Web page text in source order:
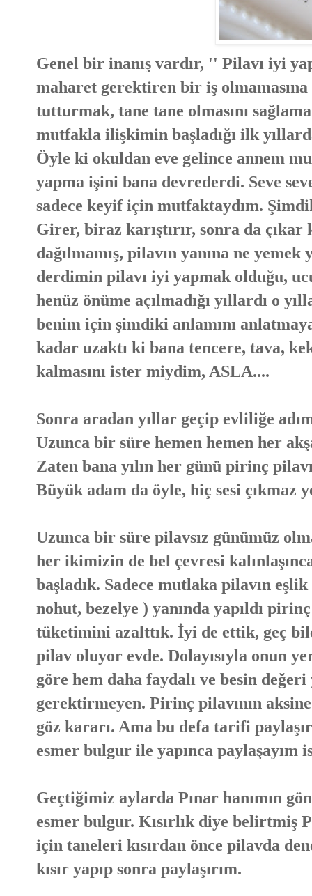
Genel bir inanış vardır, '' Pilavı iyi
maharet gerektiren bir iş
tutturmak, tane tane olmasını
mutfakla ilişkimin başladığı ilk
Öyle ki okuldan eve gelince annem
yapma işini bana devrederdi. Seve
sadece keyif için mutfaktaydım.
Girer, biraz karıştırır, sonra da
dağılmamış, pilavın yanına ne
derdimin pilavı iyi yapmak olduğu,
henüz önüme açılmadığı yıllardı o
benim için şimdiki anlamını
kadar uzaktı ki bana tencere, tava,
kalmasını ister miydim, ASLA....
Sonra aradan yıllar geçip evliliğe
Uzunca bir süre hemen hemen her
Zaten bana yılın her günü pirinç
Büyük adam da öyle, hiç sesi çıkmaz
Uzunca bir süre pilavsız günümüz
her ikimizin de bel çevresi
başladık. Sadece mutlaka pilavın
nohut, bezelye ) yanında yapıldı
tüketimini azalttık. İyi de ettik, geç
pilav oluyor evde. Dolayısıyla onun
göre hem daha faydalı ve besin
gerektirmeyen. Pirinç pilavının
göz kararı. Ama bu defa tarifi
esmer bulgur ile yapınca paylaşayım
Geçtiğimiz aylarda Pınar hanımın
esmer bulgur. Kısırlık diye belirtmiş
için taneleri kısırdan önce pilavda
kısır yapıp sonra paylaşırım.